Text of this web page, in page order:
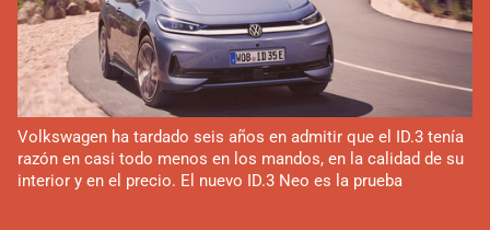
Volkswagen ha tardado seis años en admitir que el ID.3 tenía
razón en casi todo menos en los mandos, en la calidad de su
interior y en el precio. El nuevo ID.3 Neo es la prueba